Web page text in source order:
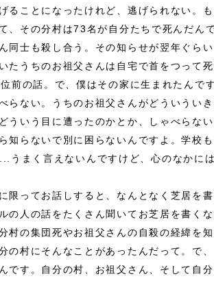
ることになったけれど、逃げられない。
、その分村は73名が自分たちで死んだん
同士も殺し合う。その知らせが翌年ぐら
たうちのお祖父さんは自宅で首をつって
前の話。で、僕はその家に生まれたんで
らない。うちのお祖父さんがどういうい
ういう目に遭ったのかとか、しゃべらな
知らないで別に困らないんですよ。学校
うまく言えないんですけど、心のなかに
限ってお話しすると、なんとなく芝居を
の人の話をたくさん聞いてお芝居を書く
村の集団死やお祖父さんの自殺の経緯を
の村にそんなことがあったんだって。で
です。自分の村、お祖父さん、そして自